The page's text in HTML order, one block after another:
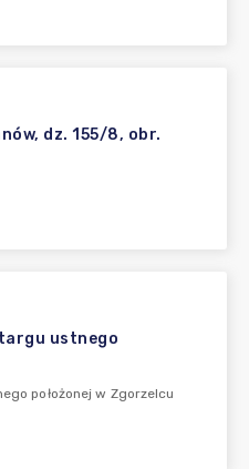
dz. 155/8, obr.
ustnego
położonej w Zgorzelcu